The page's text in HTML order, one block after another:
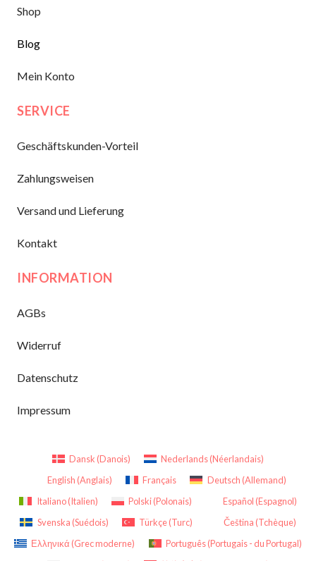
Shop
Blog
Mein Konto
SERVICE
Geschäftskunden-Vorteil
Zahlungsweisen
Versand und Lieferung
Kontakt
INFORMATION
AGBs
Widerruf
Datenschutz
Impressum
Dansk (Danois) Nederlands(Néerlandais)
English (Anglais) Français Deutsch (Allemand)
Italiano(Italien) Polski(Polonais) Español (Espagnol)
Svenska (Suédois) Türkçe(Turc) Čeština (Tchèque)
Ελληνικά (Grec moderne) Português(Portugais - du Portugal)